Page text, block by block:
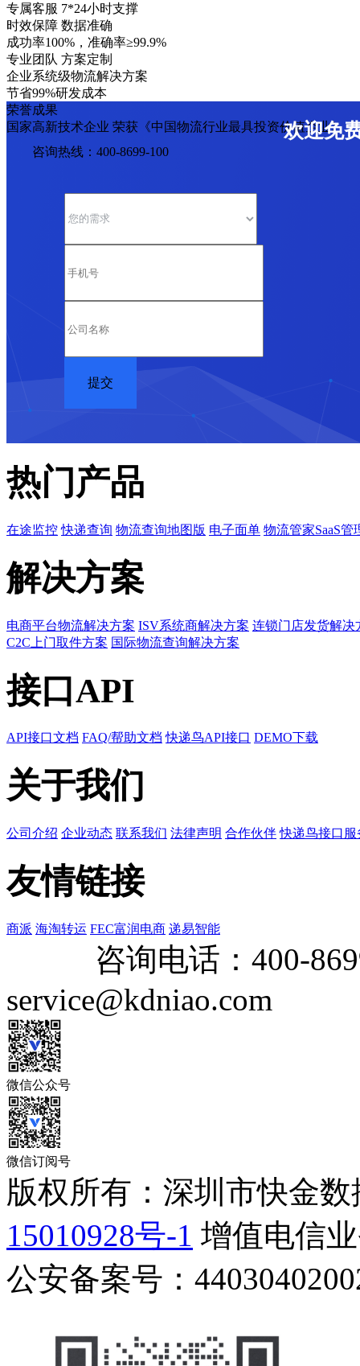
专属客服 7*24小时支撑
时效保障 数据准确
成功率100%，准确率≥99.9%
专业团队 方案定制
企业系统级物流解决方案
节省99%研发成本
荣誉成果
国家高新技术企业 荣获《中国物流行业最具投资价值企业》
欢迎免
咨询热线：400-8699-100
热门产品
在途监控 快递查询 物流查询地图版 电子面单 物流管家SaaS管
解决方案
电商平台物流解决方案 ISV系统商解决方案 连锁门店发货解决
C2C上门取件方案 国际物流查询解决方案
接口API
API接口文档 FAQ/帮助文档 快递鸟API接口 DEMO下载
关于我们
公司介绍 企业动态 联系我们 法律声明 合作伙伴 快递鸟接口服
友情链接
商派 海淘转运 FEC富润电商 递易智能
咨询电话： 400-
service@kdniao.com
微信公众号
微信订阅号
版权所有：深圳市快金
15010928号-1 增值电信
公安备案号：